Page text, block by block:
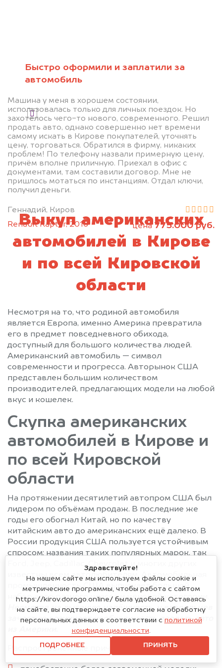
Быстро оформили и заплатили за
автомобиль
Машина у меня в хорошем состоянии,
использовалась только для личных поездок. Но
захотелось чего-то нового, современного. Решил
продать авто, однако совершенно нет времени
самому искать в Кирове покупателей, уточнять
цену, торговаться. Обратился в фирму, никаких
проблем! По телефону назвали примерную цену,
причём вполне приличную. Приехал в офис с
документами, там составили договор. Мне не
пришлось мотаться по инстанциям. Отдал ключи,
получил деньги.
Геннадий, Киров
Renault Kaptur, 2016
цена 775.000 руб.
Узнать цену
Я даю согласие на обработку своих
персональных данных и соглашаюсь с
политикой конфиденциальности
Выкуп американских
автомобилей в Кирове
и по всей Кировской
области
Несмотря на то, что родиной автомобиля
является Европа, именно Америка превратила
его в предмет повседневного обихода,
доступный для большого количества людей.
Американский автомобиль — символ
современности и прогресса. Авторынок США
представлен большим количеством
производителей, предлагающих модели на любой
вкус и кошелек.
Скупка американских
автомобилей в Кирове и
по всей Кировской
области
На протяжении десятилетий автопром США был
лидером по объёмам продаж. В последние же
годы его обогнал Китай, но по качеству
китайским авто до американских ещё далеко. В
России продукция США пользуется устойчивым
спросом: названия таких популярных марок, так
Ford, Jeep, Cadillac, Chevrolet и многих других
известны всем автолюбителям. Автомобильная
промышленность США выпускает большой
набор авто разного класса и ценовой категории.
Несмотря на высокую надёжность, у владельцев
зачастую возникает необходимость продать авто
Распространённые причины продажи:
Здравствуйте!
На нашем сайте мы используем файлы cookie и
метрические программы, чтобы работа с сайтом
https://kirov.dorogo.online/ была удобной. Оставаясь
на сайте, вы подтверждаете согласие на обработку
персональных данных в соответствии с политикой
конфиденциальности.
ПОДРОБНЕЕ ПРИНЯТЬ